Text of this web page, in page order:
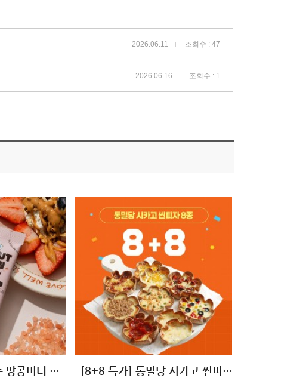
2026.06.11 조회수 : 47
2026.06.16 조회수 : 1
땅콩 100% 짜먹는 땅콩버터 스프레드 2종 [8+8 특가] 통밀당 시카고 씬피자 8종 골라담기